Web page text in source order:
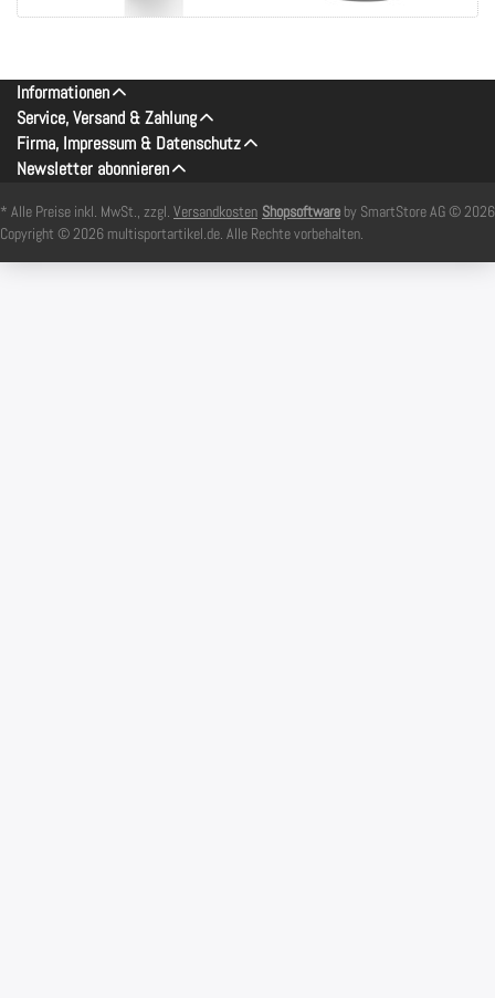
Informationen
Service, Versand & Zahlung
Firma, Impressum & Datenschutz
Newsletter abonnieren
* Alle Preise inkl. MwSt., zzgl. Versandkosten Shopsoftware by SmartStore AG © 2026
Copyright © 2026 multisportartikel.de. Alle Rechte vorbehalten.